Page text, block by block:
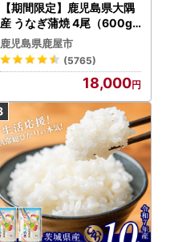
【期間限定】鹿児島県大隅
産 うなぎ蒲焼 4尾（600g
） KN007-004-04-cp18
うなぎ 鰻 魚 惣菜 総菜
鹿児島県鹿屋市
(5765)
18,000